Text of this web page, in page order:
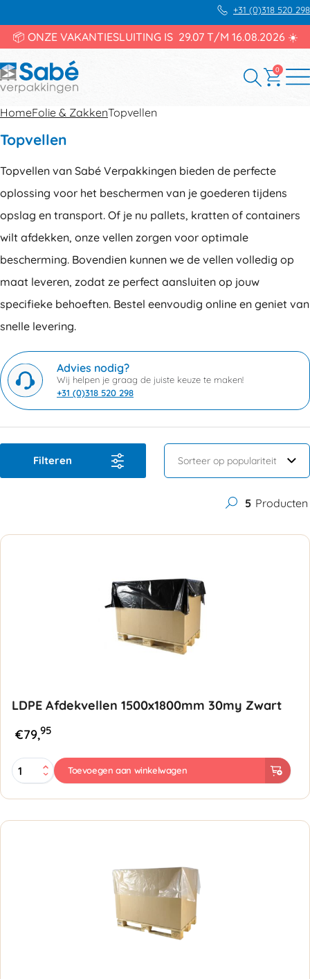
+31 (0)318 520 298
📦 ONZE VAKANTIESLUITING IS 29.07 T/M 16.08.2026 ☀️
0
HomeFolie & ZakkenTopvellen
Topvellen
Topvellen van Sabé Verpakkingen bieden de perfecte
oplossing voor het beschermen van je goederen tijdens
opslag en transport. Of je nu pallets, kratten of containers
wilt afdekken, onze vellen zorgen voor optimale
bescherming. Bovendien kunnen we de vellen volledig op
maat leveren, zodat ze perfect aansluiten op jouw
specifieke behoeften. Bestel eenvoudig online en geniet van
snelle levering.
Advies nodig?
Wij helpen je graag de juiste keuze te maken!
+31 (0)318 520 298
Filteren
5 Producten
LDPE Afdekvellen 1500x1800mm 30my Zwart
€79,95
LDPE
Afdekvellen
Zwart
Toevoegen aan winkelwagen